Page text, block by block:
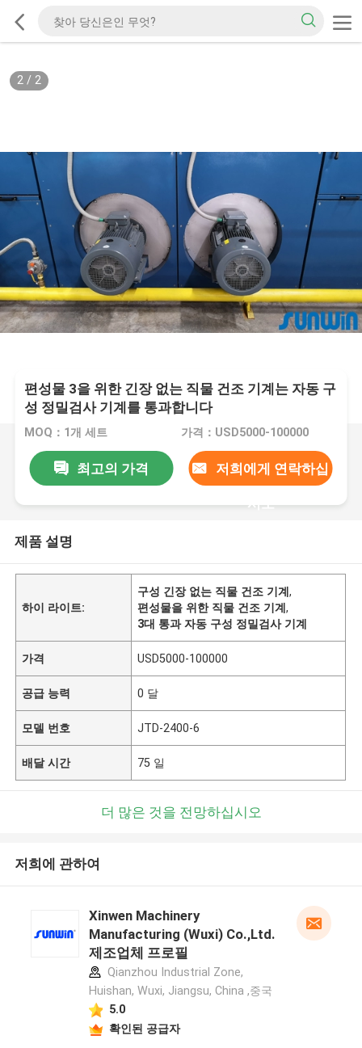
2/ 2
편성물 3을 위한 긴장 없는 직물 건조 기계는 자동 구
성 정밀검사 기계를 통과합니다
MOQ：1개 세트 가격：USD5000-100000
최고의 가격 저희에게 연락하십
시오
제품 설명
하이 라이트:
구성 긴장 없는 직물 건조 기계,
편성물을 위한 직물 건조 기계,
3대 통과 자동 구성 정밀검사 기계
가격 USD5000-100000
공급 능력 0 달
모델 번호 JTD-2400-6
배달 시간 75 일
더 많은 것을 전망하십시오
저희에 관하여
Xinwen Machinery
Manufacturing (Wuxi) Co.,Ltd.
제조업체 프로필
Qianzhou Industrial Zone,
Huishan, Wuxi, Jiangsu, China ,중국
5.0
확인된 공급자